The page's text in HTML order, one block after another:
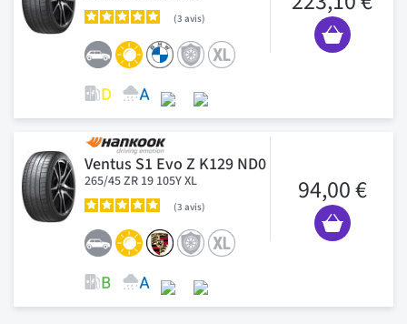
3 avis
Ventus S1 Evo Z K129 ND0
265/45 ZR 19 105Y XL
3 avis
94,00 €